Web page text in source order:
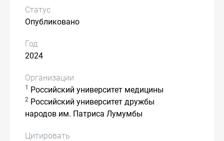
Статус
Опубликовано
Год
2024
Организации
1 Российский университет медицины
2 Российский университет дружбы
народов им. Патриса Лумумбы
Цитировать